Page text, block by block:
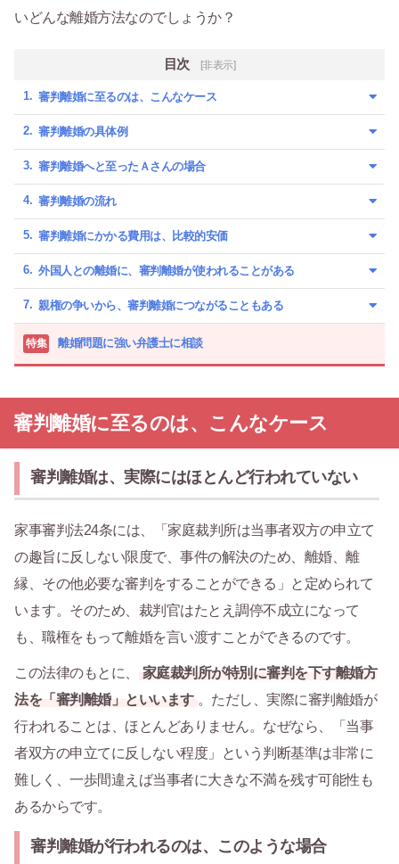
いどんな離婚方法なのでしょうか？
目次 [非表示]
審判離婚に至るのは、こんなケース
審判離婚の具体例
審判離婚へと至ったＡさんの場合
審判離婚の流れ
審判離婚にかかる費用は、比較的安価
外国人との離婚に、審判離婚が使われることがある
親権の争いから、審判離婚につながることもある
特集 離婚問題に強い弁護士に相談
審判離婚に至るのは、こんなケース
審判離婚は、実際にはほとんど行われていない
家事審判法24条には、「家庭裁判所は当事者双方の申立て
の趣旨に反しない限度で、事件の解決のため、離婚、離
縁、その他必要な審判をすることができる」と定められて
います。そのため、裁判官はたとえ調停不成立になって
も、職権をもって離婚を言い渡すことができるのです。
この法律のもとに、
家庭裁判所が特別に審判を下す離婚方
法を「審判離婚」といいます 。ただし、実際に審判離婚が
行われることは、ほとんどありません。なぜなら、「当事
者双方の申立てに反しない程度」という判断基準は非常に
難しく、一歩間違えば当事者に大きな不満を残す可能性も
あるからです。
審判離婚が行われるのは、このような場合